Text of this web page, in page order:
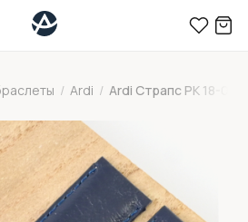
/ Ardi / Ardi Страпс РК 18-05-